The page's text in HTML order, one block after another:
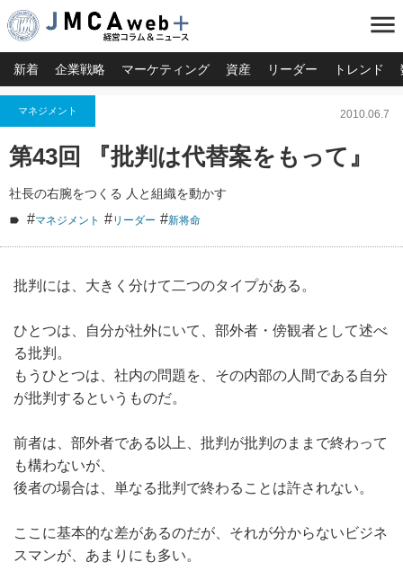
menu
新着 企業戦略 マーケティング 資産 リーダー トレンド
マネジメント 2010.06.7
第43回 『批判は代替案をもって』
社長の右腕をつくる 人と組織を動かす
#マネジメント #リーダー #新将命
批判には、大きく分けて二つのタイプがある。
ひとつは、自分が社外にいて、部外者・傍観者として述べ
る批判。
もうひとつは、社内の問題を、その内部の人間である自分
が批判するというものだ。
前者は、部外者である以上、批判が批判のままで終わって
も構わないが、
後者の場合は、単なる批判で終わることは許されない。
ここに基本的な差があるのだが、それが分からないビジネ
スマンが、あまりにも多い。